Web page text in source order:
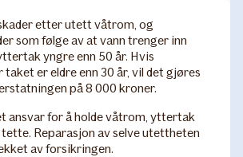
etter utett våtrom, og
som følge av at vann trenger inn
yngre enn 50 år. Hvis
er eldre enn 30 år, vil det gjøres
på 8 000 kroner.
ansvar for å holde våtrom, yttertak
Reparasjon av selve utettheten
av forsikringen.